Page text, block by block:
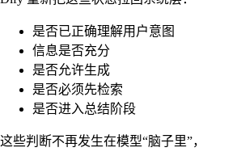
是否已正确理解用户意图
信息是否充分
是否允许生成
是否必须先检索
是否进入总结阶段
这些判断不再发生在模型“脑子里”，